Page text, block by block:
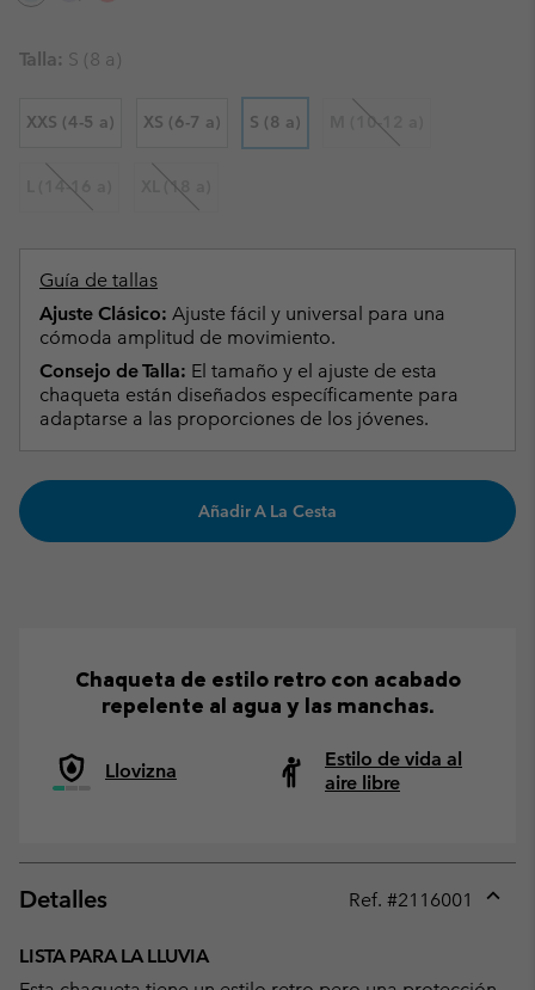
Talla: S (8 a)
XXS (4-5 a) XS (6-7 a) S (8 a) M (10-12 a)
L (14-16 a) XL (18 a)
Guía de tallas
Ajuste Clásico: Ajuste fácil y universal para una
cómoda amplitud de movimiento.
Consejo de Talla: El tamaño y el ajuste de esta
chaqueta están diseñados específicamente para
adaptarse a las proporciones de los jóvenes.
Añadir A La Cesta
Chaqueta de estilo retro con acabado
repelente al agua y las manchas.
Llovizna
Estilo de vida al
aire libre
Detalles Ref. #2116001
LISTA PARA LA LLUVIA